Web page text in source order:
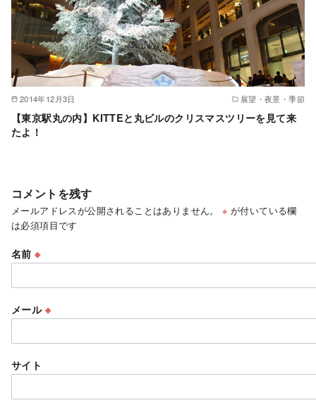
2014年12月3日 展望・夜景・季節
【東京駅丸の内】KITTEと丸ビルのクリスマスツリーを見て来
たよ！
コメントを残す
メールアドレスが公開されることはありません。 ※ が付いている欄
は必須項目です
名前※
メール ※
サイト